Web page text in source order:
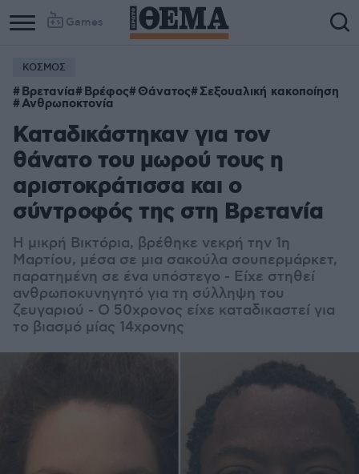
Games
Column
1
Column
2
ΚΟΣΜΟΣ
Βρετανία Βρέφος Θάνατος Σεξουαλική κακοποίηση
Ανθρωποκτονία
Καταδικάστηκαν για τον
θάνατο του μωρού τους η
αριστοκράτισσα και ο
σύντροφός της στη Βρετανία
Η μικρή Βικτόρια, βρέθηκε νεκρή την 1η
Μαρτίου, μέσα σε μια σακούλα σουπερμάρκετ,
παρατημένη σε ένα υπόστεγο - Είχε στηθεί
ανθρωποκυνηγητό για τη σύλληψη του
ζευγαριού - Ο 50χρονος είχε καταδικαστεί για
το βιασμό μίας 14χρονης